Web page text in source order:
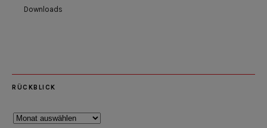
Downloads
RÜCKBLICK
Rückblick